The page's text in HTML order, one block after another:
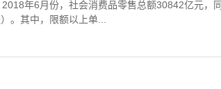
年6月份，社会消费品零售总额30842亿元，
。其中，限额以上单...